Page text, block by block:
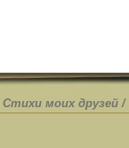
Стихи моих друзей /